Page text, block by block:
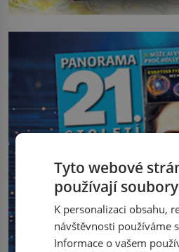
Tyto webové
používají
K personalizaci obsahu,
návštěvnosti používáme
Informace o vašem